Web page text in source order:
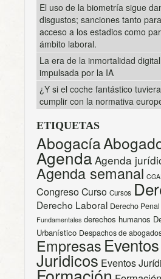
El uso de la biometría sigue
disgustos; sanciones tanto
acceso a los estadios como
ámbito laboral.
La era de la inmortalidad digital
impulsada por la IA
¿Y si el coche fantástico
cumplir con la normativa
ETIQUETAS
Abogacía
Agenda Agenda
Agenda semanal
CongresoCurso Cursos
Derecho Laboral Derecho Penal
Fundamentales derechos humanos
Urbanístico Despachos de
Empresas Eventos
Juridicos Eventos